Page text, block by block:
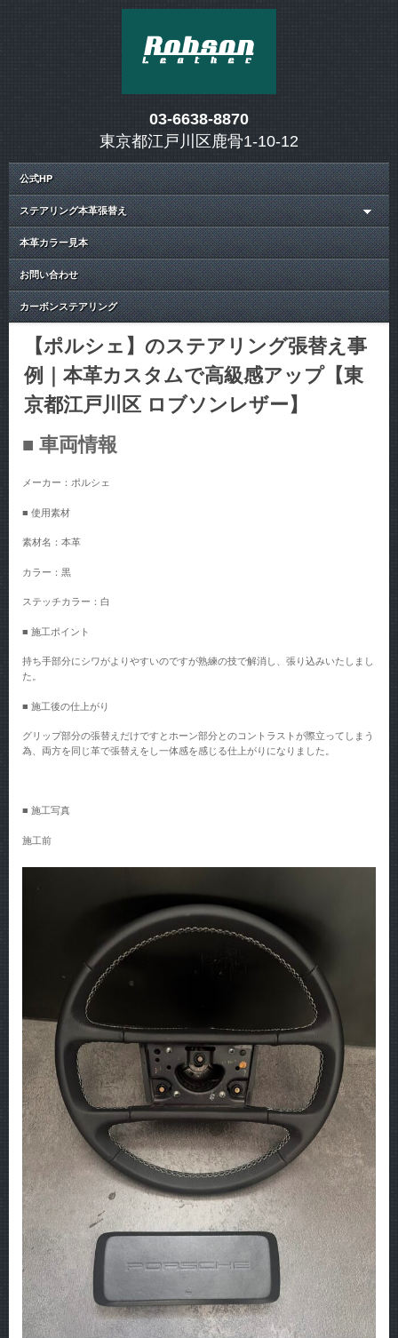
03-6638-8870
東京都江戸川区鹿骨1-10-12
公式HP
ステアリング本革張替え
本革カラー見本
お問い合わせ
カーボンステアリング
【ポルシェ】のステアリング張替え事
例｜本革カスタムで高級感アップ【東
京都江戸川区 ロブソンレザー】
■ 車両情報
メーカー：ポルシェ
■ 使用素材
素材名：本革
カラー：黒
ステッチカラー：白
■ 施工ポイント
持ち手部分にシワがよりやすいのですが熟練の技で解消し、張り込みいたしまし
た。
■ 施工後の仕上がり
グリップ部分の張替えだけですとホーン部分とのコントラストが際立ってしまう
為、両方を同じ革で張替えをし一体感を感じる仕上がりになりました。
■ 施工写真
施工前